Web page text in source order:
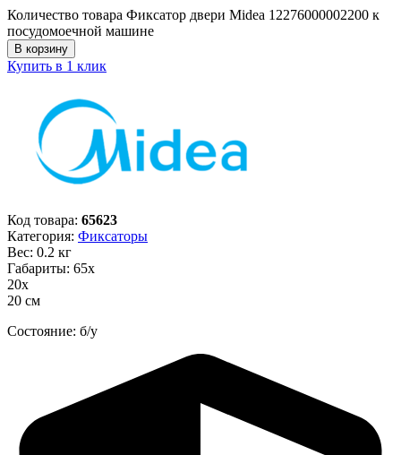
Количество товара Фиксатор двери Midea 12276000002200 к
посудомоечной машине
В корзину
Купить в 1 клик
Код товара: 65623
Категория: Фиксаторы
Вес: 0.2 кг
Габариты: 65х
20х
20 см
Состояние: б/у